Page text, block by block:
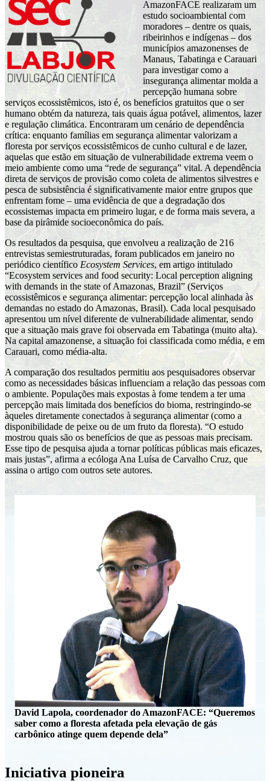
AmazonFACE realizaram um
estudo socioambiental com
moradores – dentre os quais,
ribeirinhos e indígenas – dos
municípios amazonenses de
Manaus, Tabatinga e Carauari
para investigar como a
insegurança alimentar molda a
percepção humana sobre
serviços ecossistêmicos, isto é, os benefícios gratuitos que o ser
humano obtém da natureza, tais quais água potável, alimentos, lazer
e regulação climática. Encontraram um cenário de dependência
crítica: enquanto famílias em segurança alimentar valorizam a
floresta por serviços ecossistêmicos de cunho cultural e de lazer,
aquelas que estão em situação de vulnerabilidade extrema veem o
meio ambiente como uma “rede de segurança” vital. A dependência
direta de serviços de provisão como coleta de alimentos silvestres e
pesca de subsistência é significativamente maior entre grupos que
enfrentam fome – uma evidência de que a degradação dos
ecossistemas impacta em primeiro lugar, e de forma mais severa, a
base da pirâmide socioeconômica do país.
Os resultados da pesquisa, que envolveu a realização de 216
entrevistas semiestruturadas, foram publicados em janeiro no
periódico científico Ecosystem Services, em artigo intitulado
“Ecosystem services and food security: Local perception aligning
with demands in the state of Amazonas, Brazil” (Serviços
ecossistêmicos e segurança alimentar: percepção local alinhada às
demandas no estado do Amazonas, Brasil). Cada local pesquisado
apresentou um nível diferente de vulnerabilidade alimentar, sendo
que a situação mais grave foi observada em Tabatinga (muito alta).
Na capital amazonense, a situação foi classificada como média, e em
Carauari, como média-alta.
A comparação dos resultados permitiu aos pesquisadores observar
como as necessidades básicas influenciam a relação das pessoas com
o ambiente. Populações mais expostas à fome tendem a ter uma
percepção mais limitada dos benefícios do bioma, restringindo-se
àqueles diretamente conectados à segurança alimentar (como a
disponibilidade de peixe ou de um fruto da floresta). “O estudo
mostrou quais são os benefícios de que as pessoas mais precisam.
Esse tipo de pesquisa ajuda a tornar políticas públicas mais eficazes,
mais justas”, afirma a ecóloga Ana Luísa de Carvalho Cruz, que
assina o artigo com outros sete autores.
David Lapola, coordenador do AmazonFACE: “Queremos
saber como a floresta afetada pela elevação de gás
carbônico atinge quem depende dela”
Iniciativa pioneira